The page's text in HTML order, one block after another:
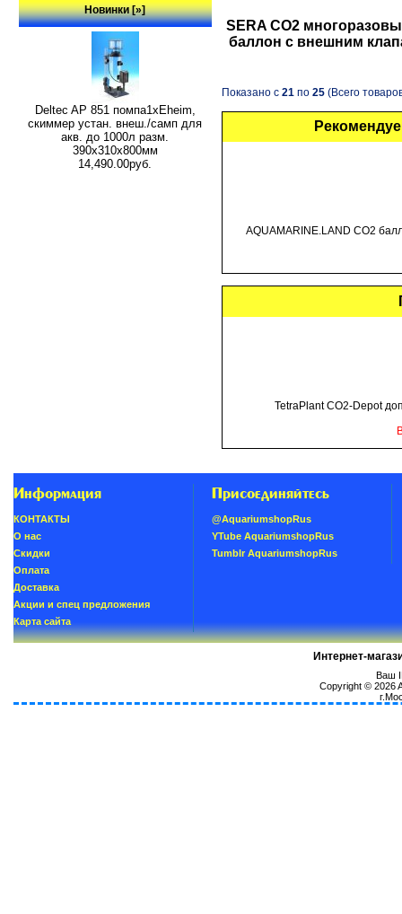
Новинки [»]
Deltec AP 851 помпа1xEheim,
скиммер устан. внеш./самп для
акв. до 1000л разм.
390х310х800мм
14,490.00руб.
SERA CO2
баллон c внешним
Показано с 21по 25(Всего
AQUAMARINE.LAND CO2
TetraPlant CO2-Depot
Информация
КОНТАКТЫ
О нас
Скидки
Oплатa
Доставка
Акции и спец предложения
Карта сайта
Присоединяйтесь
@AquariumshopRus
YTube AquariumshopRus
Tumblr AquariumshopRus
Интернет-
Ваш
Copyright © 2026